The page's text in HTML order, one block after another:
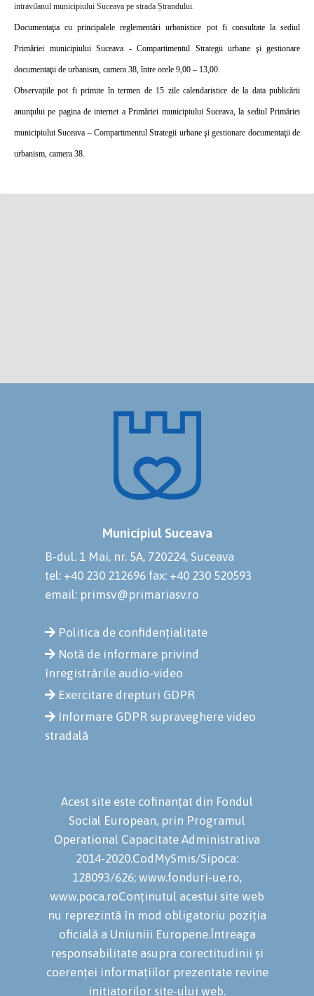
intravilanul municipiului Suceava pe strada Ștrandului.
Documentaţia cu principalele reglementări urbanistice pot fi consultate la sediul
Primăriei municipiului Suceava - Compartimentul Strategii urbane şi gestionare
documentaţii de urbanism, camera 38, între orele 9,00 – 13,00.
Observaţiile pot fi primite în termen de 15 zile calendaristice de la data publicării
anunţului pe pagina de internet a Primăriei municipiului Suceava, la sediul Primăriei
municipiului Suceava – Compartimentul Strategii urbane şi gestionare documentaţii de
urbanism, camera 38.
Municipiul Suceava
B-dul. 1 Mai, nr. 5A, 720224, Suceava
tel: +40 230 212696 fax: +40 230 520593
email: primsv@primariasv.ro
Politica de confidențialitate
Notă de informare privind
înregistrările audio-video
Exercitare drepturi GDPR
Informare GDPR supraveghere video
stradală
Acest site este cofinanțat din Fondul
Social European, prin Programul
Operational Capacitate Administrativa
2014-2020.CodMySmis/Sipoca:
128093/626; www.fonduri-ue.ro,
www.poca.roConținutul acestui site web
nu reprezintă în mod obligatoriu poziția
oficială a Uniuniii Europene.Întreaga
responsabilitate asupra corectitudinii și
coerenței informațiilor prezentate revine
inițiatorilor site-ului web.